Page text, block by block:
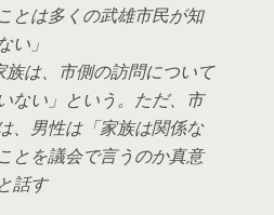
とは多くの武雄市民が知
い」
は、市側の訪問について
ない」という。ただ、市
、男性は「家族は関係な
とを議会で言うのか真意
話す